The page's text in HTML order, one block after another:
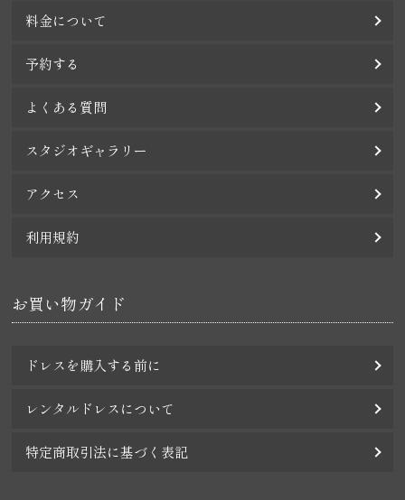
料金について
予約する
よくある質問
スタジオギャラリー
アクセス
利用規約
お買い物ガイド
ドレスを購入する前に
レンタルドレスについて
特定商取引法に基づく表記